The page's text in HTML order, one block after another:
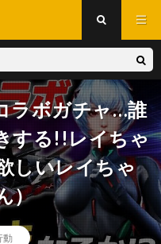
ラボガチャ…誰
する!!レイちゃ
しいレイちゃ
）
動